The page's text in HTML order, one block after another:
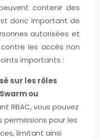
contenir des
donc important de
autorisées et
les accès non
importants :
sur les rôles
ou
RBAC, vous pouvez
pour les
limitant ainsi